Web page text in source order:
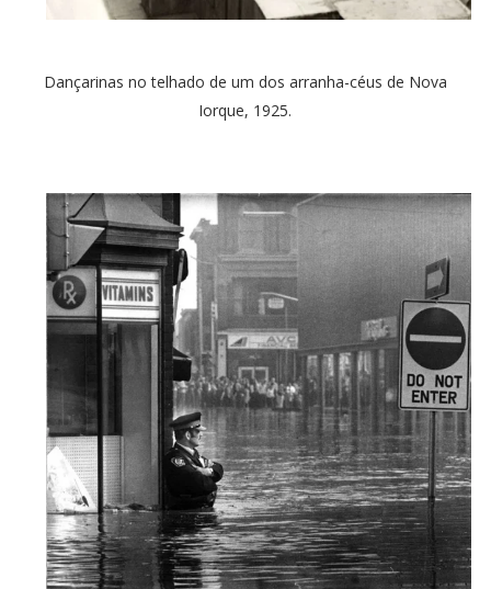
Dançarinas no telhado de um dos arranha-céus de Nova
Iorque, 1925.